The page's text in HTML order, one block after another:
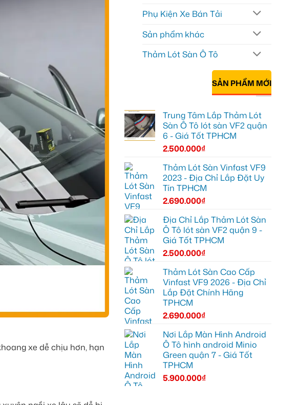
xe dễ chịu hơn, hạn
Phụ Kiện Xe Bán Tải
Sản phẩm khác
Thảm Lót Sàn Ô Tô
SẢN PHẨM MỚI
Trung Tâm Lắp Thảm Lót
Sàn Ô Tô lót sàn VF2 quận
6 - Giá Tốt TPHCM
2.500.000₫
Thảm Lót Sàn Vinfast VF9
2023 - Địa Chỉ Lắp Đặt Uy
Tín TPHCM
2.690.000₫
Địa Chỉ Lắp Thảm Lót Sàn
Ô Tô lót sàn VF2 quận 9 -
Giá Tốt TPHCM
2.500.000₫
Thảm Lót Sàn Cao Cấp
Vinfast VF9 2026 - Địa Chỉ
Lắp Đặt Chính Hãng
TPHCM
2.690.000₫
Nơi Lắp Màn Hình Android
Ô Tô hình android Minio
Green quận 7 - Giá Tốt
TPHCM
5.900.000₫